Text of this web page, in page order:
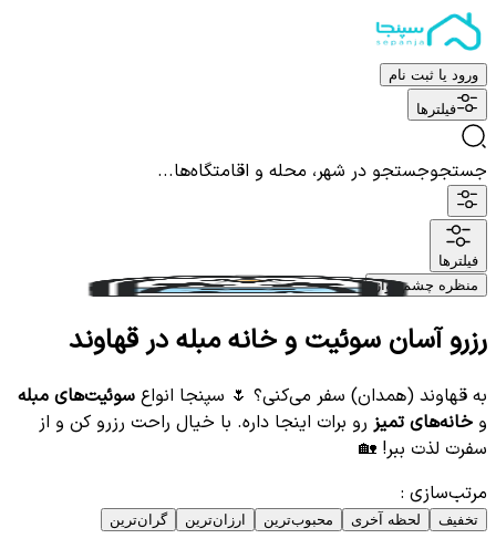
ورود یا ثبت نام
فیلترها
جستجوجستجو در شهر، محله و اقامتگاه‌ها...
فیلترها
منظره چشم نواز
رزرو آسان سوئیت و خانه مبله در قهاوند
به قهاوند (همدان) سفر می‌کنی؟ 🌷 سپنجا انواع سوئیت‌های مبله
و خانه‌های تمیز رو برات اینجا داره. با خیال راحت رزرو کن و از
سفرت لذت ببر! 🏡
مرتب‌سازی :
تخفیف لحظه آخری محبوب‌ترین ارزان‌ترین گران‌ترین